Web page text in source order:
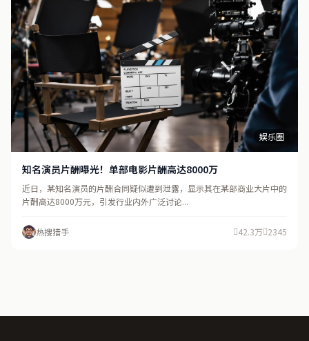
娱乐圈
知名演员片酬曝光！单部电影片酬高达8000万
近日，某知名演员的片酬合同疑似遭到泄露，显示其在某部商业大片中的
片酬高达8000万元，引发行业内外广泛讨论...
热搜猎手 42.3万 2345